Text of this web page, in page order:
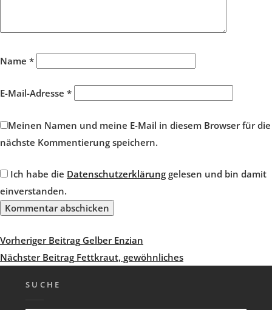
Name *
E-Mail-Adresse *
Meinen Namen und meine E-Mail in diesem Browser für die
nächste Kommentierung speichern.
Ich habe die Datenschutzerklärung gelesen und bin damit
einverstanden.
Beitragsnavigation
Vorheriger
Beitrag
Vorheriger Beitrag Gelber Enzian
Nächster
Nächster Beitrag Fettkraut, gewöhnliches
SUCHE